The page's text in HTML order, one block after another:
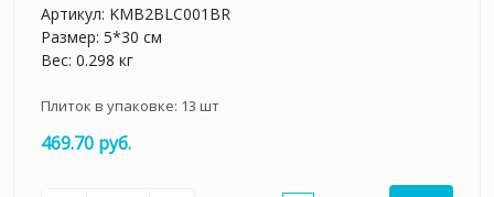
Артикул: KMB2BLC001BR
Размер: 5*30 см
Вес: 0.298 кг
Плиток в упаковке: 13 шт
469.70 руб.